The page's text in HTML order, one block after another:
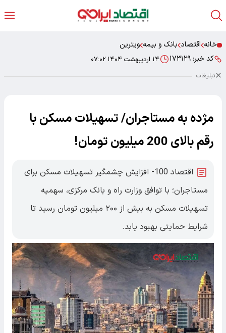
خانه اقتصاد بانک و بیمه ویترین
کد خبر:۱۷۳۱۲۹ ۱۴ اردیبهشت ۱۴۰۴ ۰۷:۰۲
تبلیغات
مژده به مستاجران/ تسهیلات مسکن با
رقم بالای 200 میلیون تومان!
اقتصاد 100- افزایش چشمگیر تسهیلات مسکن برای
مستاجران؛ با توافق وزارت راه و بانک مرکزی، سهمیه
تسهیلات مسکن به بیش از ۲۰۰ میلیون تومان رسید تا
شرایط حمایتی بهبود یابد.